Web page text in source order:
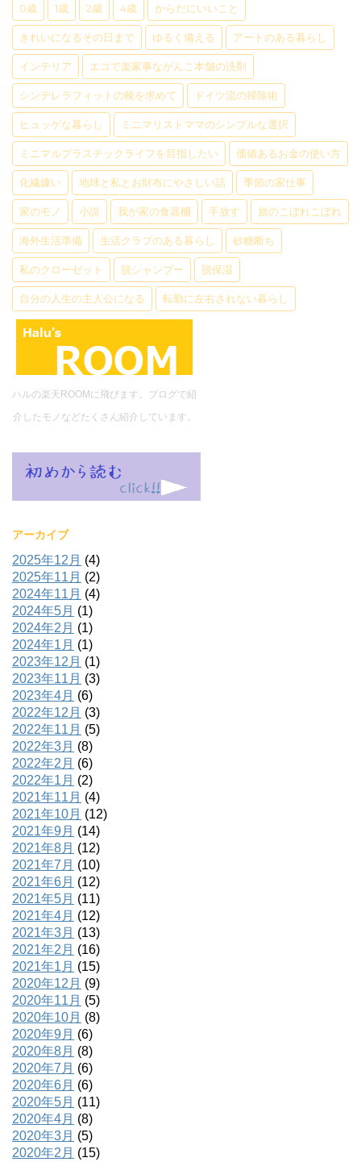
0歳 1歳 2歳 4歳 からだにいいこと
きれいになるその日まで ゆるく備える アートのある暮らし
インテリア エコで楽家事ながんこ本舗の洗剤
シンデレラフィットの靴を求めて ドイツ流の掃除術
ヒュッゲな暮らし ミニマリストママのシンプルな選択
ミニマルプラスチックライフを目指したい 価値あるお金の使い方
化繊嫌い 地球と私とお財布にやさしい話 季節の家仕事
家のモノ 小説 我が家の食器棚 手放す 旅のこぼれこぼれ
海外生活準備 生活クラブのある暮らし 砂糖断ち
私のクローゼット 脱シャンプー 脱保湿
自分の人生の主人公になる 転勤に左右されない暮らし
ハルの楽天ROOMに飛びます。ブログで紹
介したモノなどたくさん紹介しています。
アーカイブ
2025年12月 (4)
2025年11月 (2)
2024年11月 (4)
2024年5月 (1)
2024年2月 (1)
2024年1月 (1)
2023年12月 (1)
2023年11月 (3)
2023年4月 (6)
2022年12月 (3)
2022年11月 (5)
2022年3月 (8)
2022年2月 (6)
2022年1月 (2)
2021年11月 (4)
2021年10月 (12)
2021年9月 (14)
2021年8月 (12)
2021年7月 (10)
2021年6月 (12)
2021年5月 (11)
2021年4月 (12)
2021年3月 (13)
2021年2月 (16)
2021年1月 (15)
2020年12月 (9)
2020年11月 (5)
2020年10月 (8)
2020年9月 (6)
2020年8月 (8)
2020年7月 (6)
2020年6月 (6)
2020年5月 (11)
2020年4月 (8)
2020年3月 (5)
2020年2月 (15)